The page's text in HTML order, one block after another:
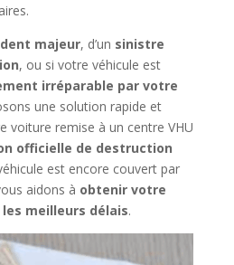
majeur, d’un sinistre
, ou si votre véhicule est
irréparable par votre
une solution rapide et
voiture remise à un centre VHU
officielle de destruction
est encore couvert par
aidons à obtenir votre
meilleurs délais.